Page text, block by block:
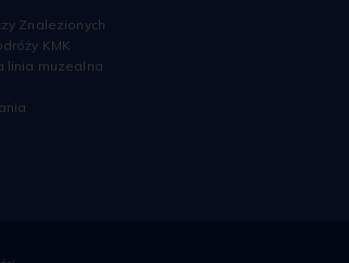
Znalezionych
KMK
linia muzealna